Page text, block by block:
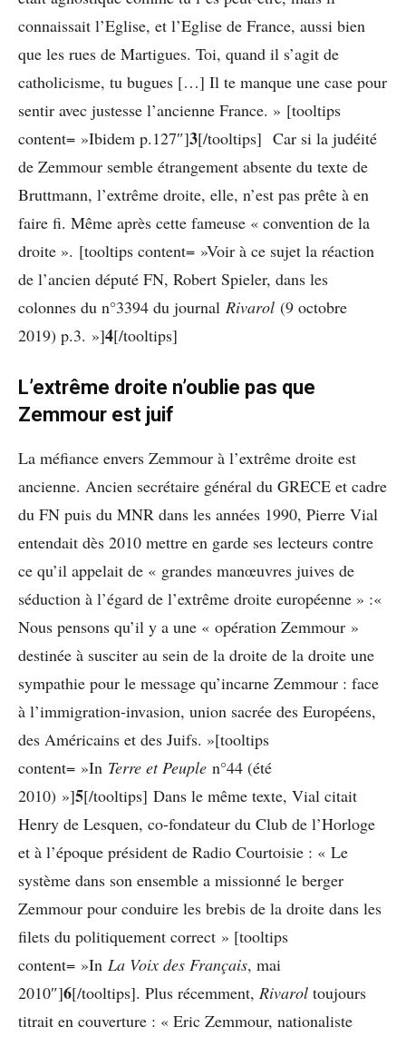
connaissait l’Eglise, et l’Eglise de France, aussi bien
que les rues de Martigues. Toi, quand il s’agit de
catholicisme, tu bugues […] Il te manque une case pour
sentir avec justesse l’ancienne France. » [tooltips
content= »Ibidem p.127″]3[/tooltips] Car si la judéité
de Zemmour semble étrangement absente du texte de
Bruttmann, l’extrême droite, elle, n’est pas prête à en
faire fi. Même après cette fameuse « convention de la
droite ». [tooltips content= »Voir à ce sujet la réaction
de l’ancien député FN, Robert Spieler, dans les
colonnes du n°3394 du journal Rivarol (9 octobre
2019) p.3. »]4[/tooltips]
L’extrême droite n’oublie pas que
Zemmour est juif
La méfiance envers Zemmour à l’extrême droite est
ancienne. Ancien secrétaire général du GRECE et cadre
du FN puis du MNR dans les années 1990, Pierre Vial
entendait dès 2010 mettre en garde ses lecteurs contre
ce qu’il appelait de « grandes manœuvres juives de
séduction à l’égard de l’extrême droite européenne » :«
Nous pensons qu’il y a une « opération Zemmour »
destinée à susciter au sein de la droite de la droite une
sympathie pour le message qu’incarne Zemmour : face
à l’immigration-invasion, union sacrée des Européens,
des Américains et des Juifs. »[tooltips
content= »In Terre et Peuple n°44 (été
2010) »]5[/tooltips] Dans le même texte, Vial citait
Henry de Lesquen, co-fondateur du Club de l’Horloge
et à l’époque président de Radio Courtoisie : « Le
système dans son ensemble a missionné le berger
Zemmour pour conduire les brebis de la droite dans les
filets du politiquement correct » [tooltips
content= »In La Voix des Français, mai
2010″]6[/tooltips]. Plus récemment, Rivarol toujours
titrait en couverture : « Eric Zemmour, nationaliste